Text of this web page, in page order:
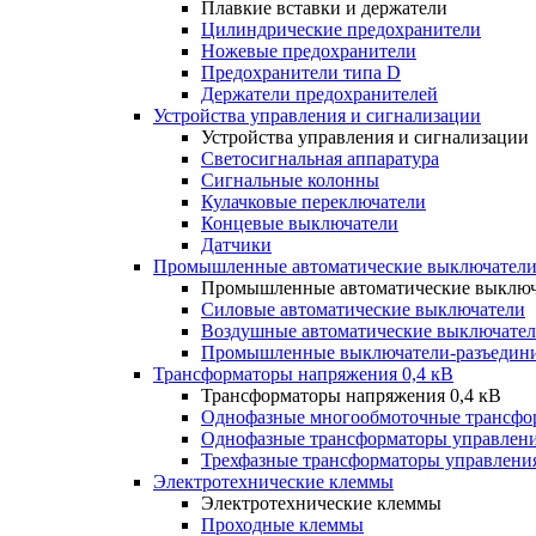
Плавкие вставки и держатели
Цилиндрические предохранители
Ножевые предохранители
Предохранители типа D
Держатели предохранителей
Устройства управления и сигнализации
Устройства управления и сигнализации
Светосигнальная аппаратура
Сигнальные колонны
Кулачковые переключатели
Концевые выключатели
Датчики
Промышленные автоматические
Промышленные автоматические
Силовые автоматические выключатели
Воздушные автоматические
Промышленные выключатели-
Трансформаторы напряжения 0,4 кВ
Трансформаторы напряжения 0,4 кВ
Однофазные многообмоточные
Однофазные трансформаторы
Трехфазные трансформаторы
Электротехнические клеммы
Электротехнические клеммы
Проходные клеммы